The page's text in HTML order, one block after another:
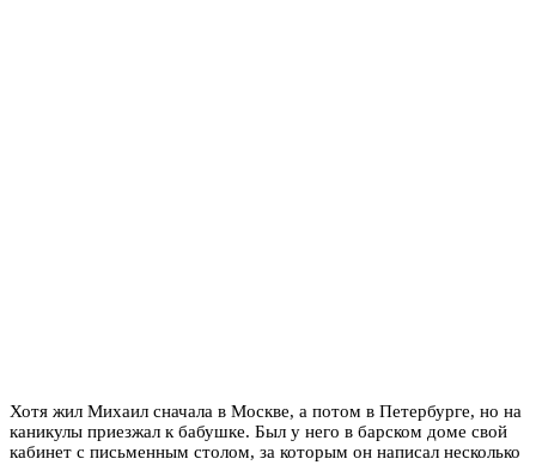
Хотя жил Михаил сначала в Москве, а потом в Петербурге, но на
каникулы приезжал к бабушке. Был у него в барском доме свой
кабинет с письменным столом, за которым он написал несколько